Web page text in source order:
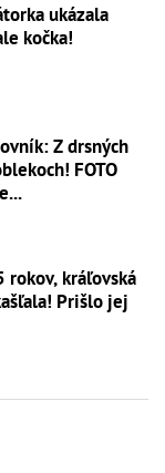
ukázala
kočka!
Z drsných
FOTO
rokov, kráľovská
Prišlo jej